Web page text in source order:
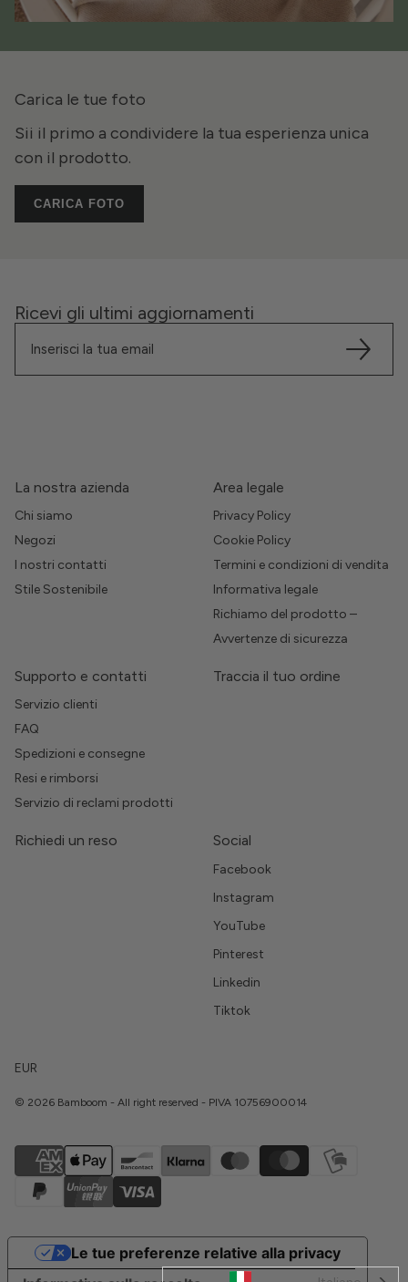
Carica le tue foto
Sii il primo a condividere la tua esperienza unica
con il prodotto.
CARICA FOTO
Ricevi gli ultimi aggiornamenti
La nostra azienda
Chi siamo
Negozi
I nostri contatti
Stile Sostenibile
Area legale
Privacy Policy
Cookie Policy
Termini e condizioni di vendita
Informativa legale
Richiamo del prodotto –
Avvertenze di sicurezza
Supporto e contatti
Servizio clienti
FAQ
Spedizioni e consegne
Resi e rimborsi
Servizio di reclami prodotti
Traccia il tuo ordine
Richiedi un reso Social
Facebook
Instagram
YouTube
Pinterest
Linkedin
Tiktok
EUR
© 2026 Bamboom - All right reserved - PIVA 10756900014
Le tue preferenze relative alla privacy